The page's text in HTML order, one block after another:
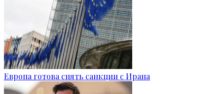
Европа готова снять санкции с Ирана